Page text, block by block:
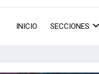
INICIO SECCIONES